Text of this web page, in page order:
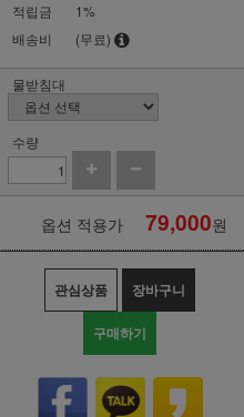
적립금
1%
배송비
(무료)
물받침대
수량
옵션 적용가 79,000원
관심상품 장바구니
구매하기